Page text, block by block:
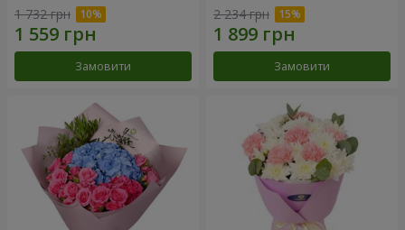
1 732 грн
Замовити
2 234 грн
Замовити